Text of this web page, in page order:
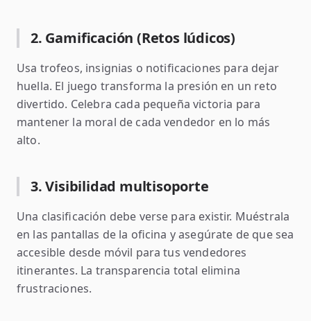
2. Gamificación (Retos lúdicos)
Usa trofeos, insignias o notificaciones para dejar
huella. El juego transforma la presión en un reto
divertido. Celebra cada pequeña victoria para
mantener la moral de cada vendedor en lo más
alto.
3. Visibilidad multisoporte
Una clasificación debe verse para existir. Muéstrala
en las pantallas de la oficina y asegúrate de que sea
accesible desde móvil para tus vendedores
itinerantes. La transparencia total elimina
frustraciones.